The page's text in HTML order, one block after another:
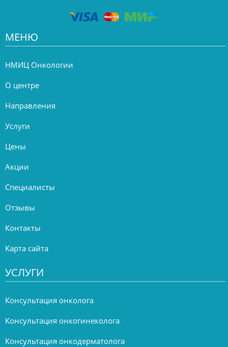
МЕНЮ
НМИЦ Онкологии
О центре
Направления
Услуги
Цены
Акции
Специалисты
Отзывы
Контакты
Карта сайта
УСЛУГИ
Консультация онколога
Консультация онкогинеколога
Консультация онкодерматолога